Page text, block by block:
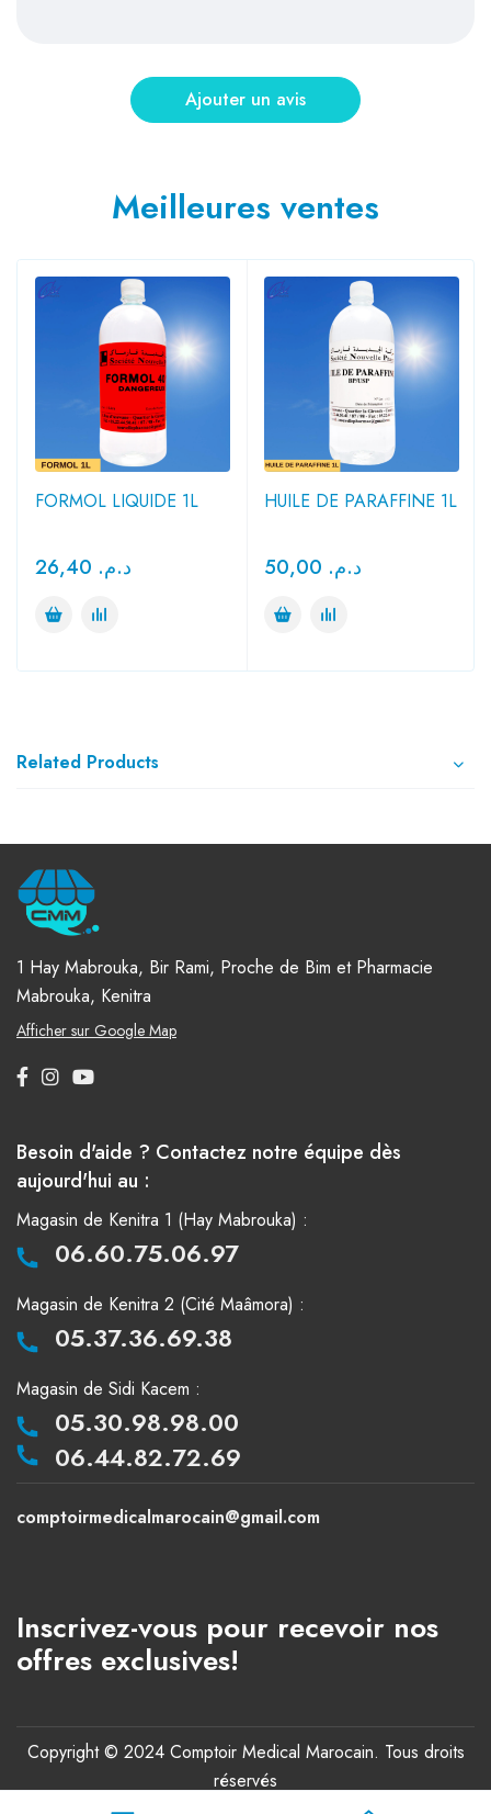
Meilleures ventes
FORMOL LIQUIDE 1L
د.م.
HUILE DE PARAFFINE 1L
د.م.
Related Products
1 Hay Mabrouka, Bir Rami, Proche de Bim et Pharmacie
Mabrouka, Kenitra
Afficher sur Google Map
Besoin d'aide ? Contactez notre équipe dès
aujourd'hui au :
Magasin de Kenitra 1 (Hay Mabrouka) :
06.60.75.06.97
Magasin de Kenitra 2 (Cité Maâmora) :
05.37.36.69.38
Magasin de Sidi Kacem :
05.30.98.98.00
06.44.82.72.69
comptoirmedicalmarocain@gmail.com
Inscrivez-vous pour recevoir nos
offres exclusives!
Copyright © 2024 Comptoir Medical Marocain. Tous droits
réservés